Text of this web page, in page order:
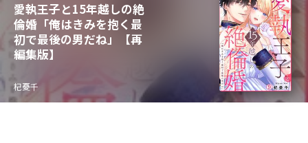
愛執王子と15年越しの絶
倫婚「俺はきみを抱く最
初で最後の男だね」【再
編集版】
杞憂千